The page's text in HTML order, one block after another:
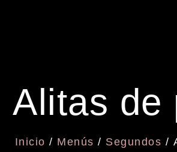
Alitas de
Inicio / Menús / Segundos /